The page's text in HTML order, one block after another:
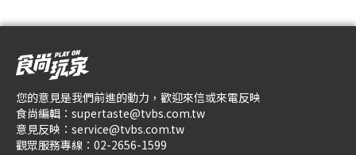
您的意見是我們前進的動力，歡迎來信或來電反映
食尚編輯： supertaste@tvbs.com.tw
意見反映： service@tvbs.com.tw
觀眾服務專線： 02-2656-1599